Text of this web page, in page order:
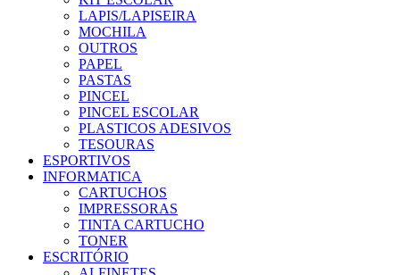
LAPIS/LAPISEIRA
MOCHILA
OUTROS
PAPEL
PASTAS
PINCEL
PINCEL ESCOLAR
PLASTICOS ADESIVOS
TESOURAS
ESPORTIVOS
INFORMATICA
CARTUCHOS
IMPRESSORAS
TINTA CARTUCHO
TONER
ESCRITÓRIO